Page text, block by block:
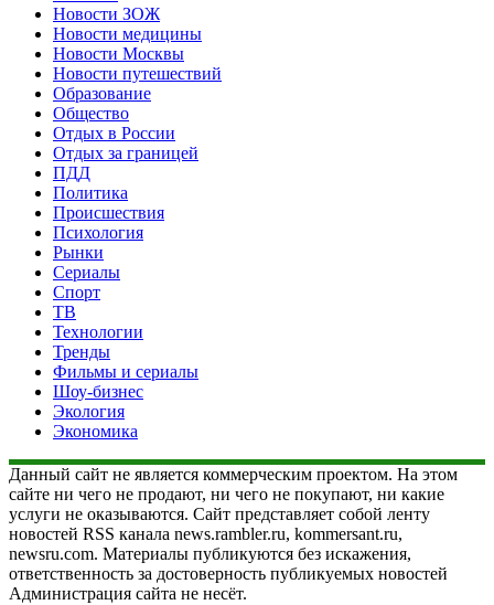
Новости ЗОЖ
Новости медицины
Новости Москвы
Новости путешествий
Образование
Общество
Отдых в России
Отдых за границей
ПДД
Политика
Происшествия
Психология
Рынки
Сериалы
Спорт
ТВ
Технологии
Тренды
Фильмы и сериалы
Шоу-бизнес
Экология
Экономика
Данный сайт не является коммерческим проектом. На этом
сайте ни чего не продают, ни чего не покупают, ни какие
услуги не оказываются. Сайт представляет собой ленту
новостей RSS канала news.rambler.ru, kommersant.ru,
newsru.com. Материалы публикуются без искажения,
ответственность за достоверность публикуемых новостей
Администрация сайта не несёт.